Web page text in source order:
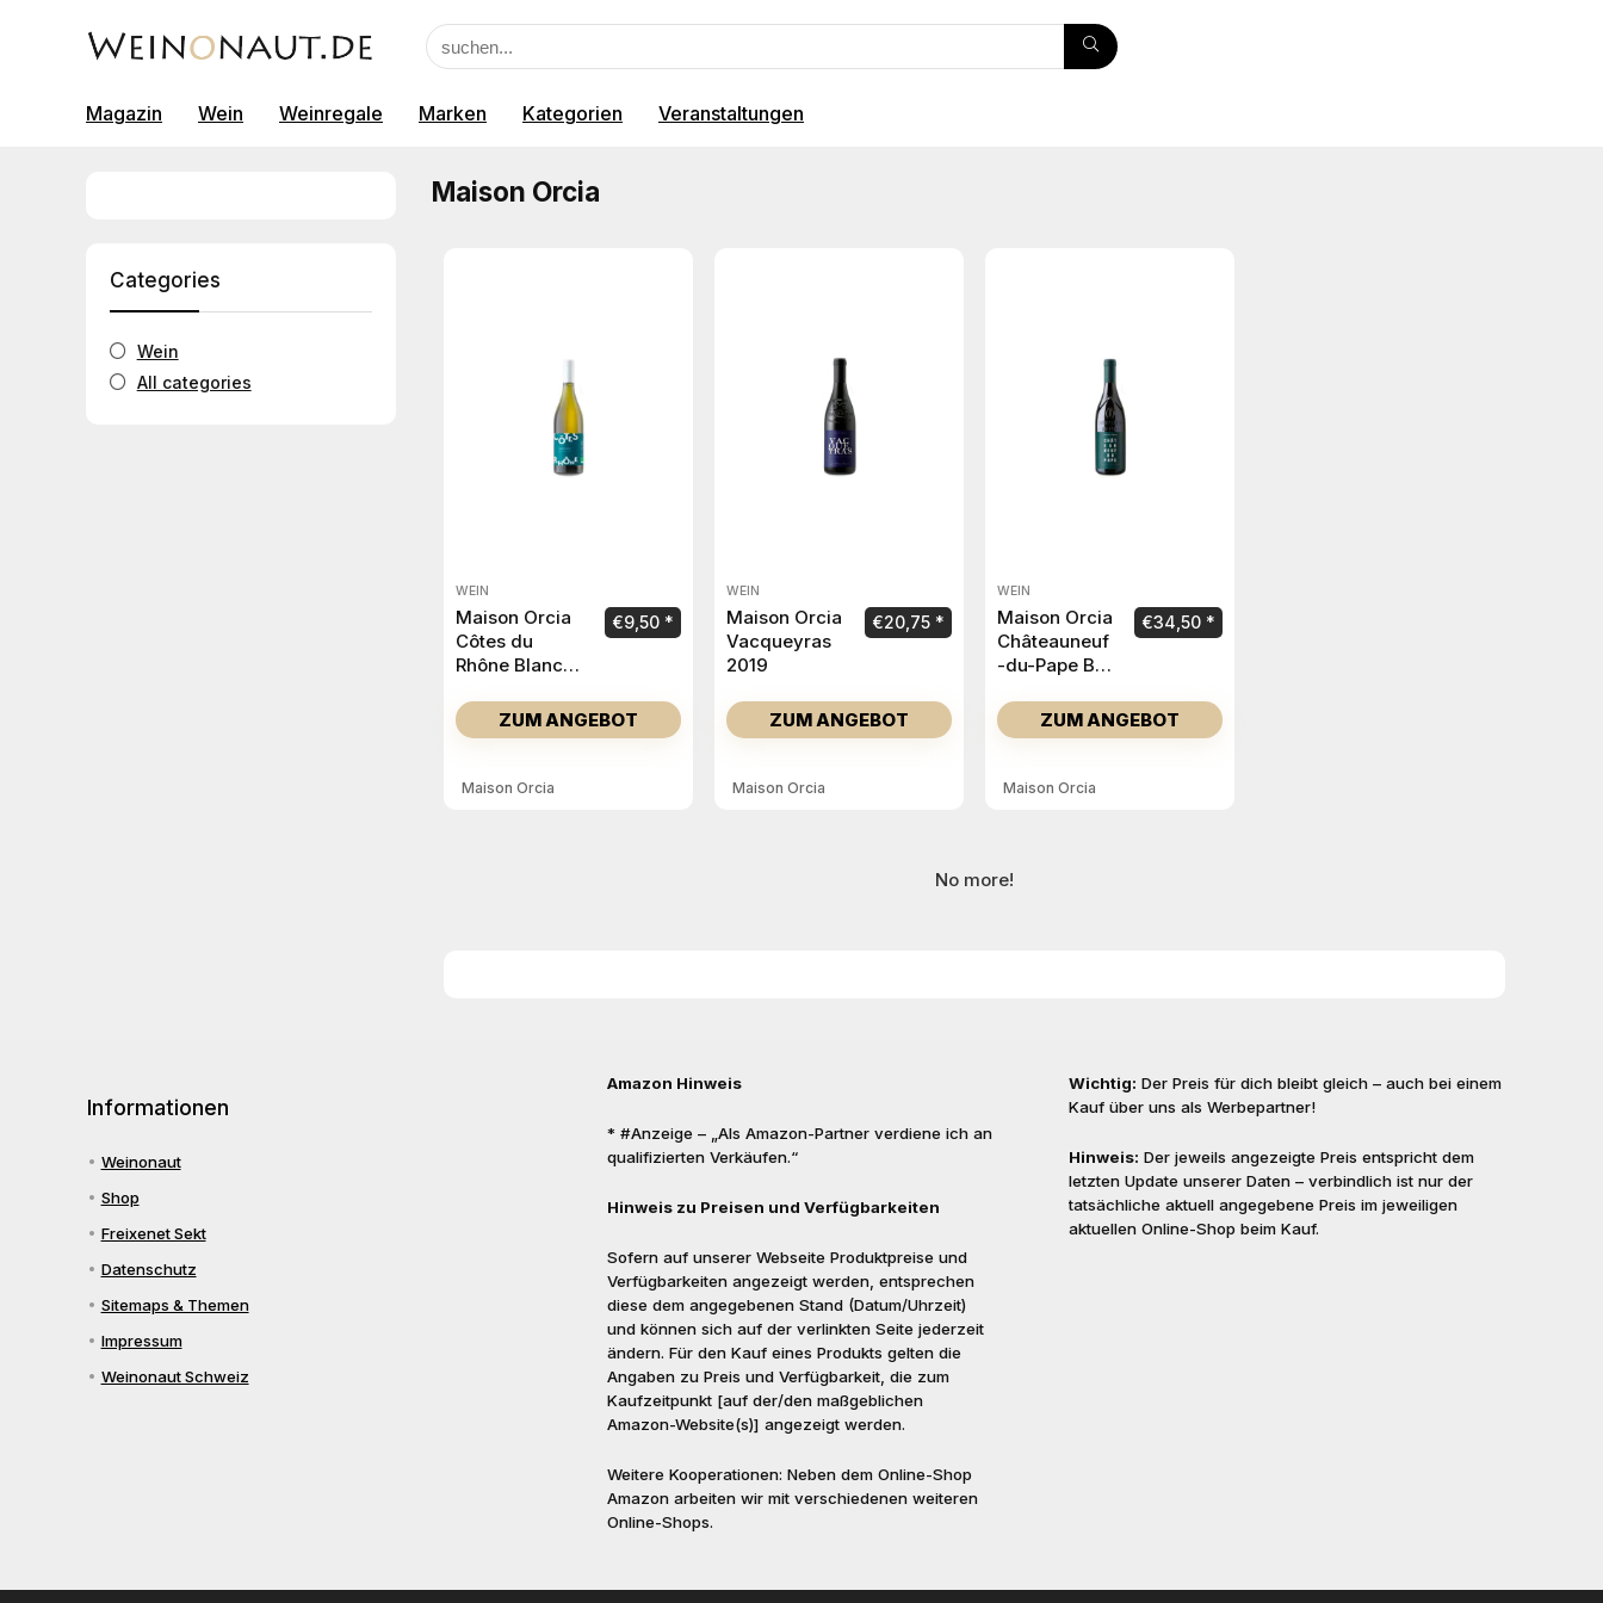
Magazin Wein Weinregale Marken Kategorien Veranstaltungen
Maison Orcia
Categories
Wein
All categories
WEIN
Maison Orcia
Côtes du
Rhône Blanc
€9,50
ZUM ANGEBOT
Maison Orcia
WEIN
Maison Orcia
Vacqueyras
2019
€20,75
ZUM ANGEBOT
Maison Orcia
WEIN
Maison Orcia
Châteauneuf
-du-Pape Bio
€34,50
ZUM ANGEBOT
Maison Orcia
No more!
Informationen
Weinonaut
Shop
Freixenet Sekt
Datenschutz
Sitemaps & Themen
Impressum
Weinonaut Schweiz
Amazon Hinweis
* #Anzeige – „Als Amazon-Partner verdiene ich an
qualifizierten Verkäufen.“
Hinweis zu Preisen und Verfügbarkeiten
Sofern auf unserer Webseite Produktpreise und
Verfügbarkeiten angezeigt werden, entsprechen
diese dem angegebenen Stand (Datum/Uhrzeit)
und können sich auf der verlinkten Seite jederzeit
ändern. Für den Kauf eines Produkts gelten die
Angaben zu Preis und Verfügbarkeit, die zum
Kaufzeitpunkt [auf der/den maßgeblichen
Amazon-Website(s)] angezeigt werden.
Weitere Kooperationen: Neben dem Online-Shop
Amazon arbeiten wir mit verschiedenen weiteren
Online-Shops.
Wichtig: Der Preis für dich bleibt gleich – auch bei einem
Kauf über uns als Werbepartner!
Hinweis: Der jeweils angezeigte Preis entspricht dem
letzten Update unserer Daten – verbindlich ist nur der
tatsächliche aktuell angegebene Preis im jeweiligen
aktuellen Online-Shop beim Kauf.